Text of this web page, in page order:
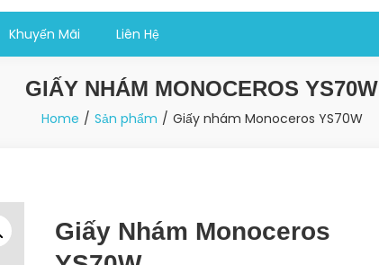
Khuyến Mãi Liên Hệ
GIẤY NHÁM MONOCEROS YS70W
Home Sản phẩm Giấy nhám Monoceros YS70W
Giấy Nhám Monoceros